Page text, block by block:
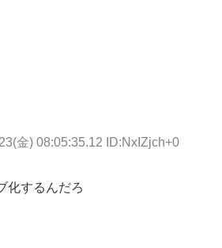
金) 08:05:35.12 ID:NxIZjch+0
化するんだろ